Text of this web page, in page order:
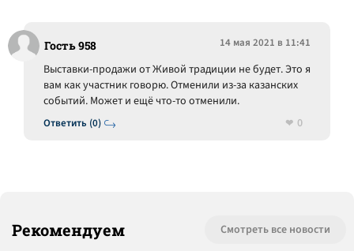
Гость 958 14 мая 2021 в 11:41
Ответить (0)
Выставки-продажи от Живой традиции не будет. Это я
вам как участник говорю. Отменили из-за казанских
событий. Может и ещё что-то отменили.
0
Рекомендуем Смотреть все новости